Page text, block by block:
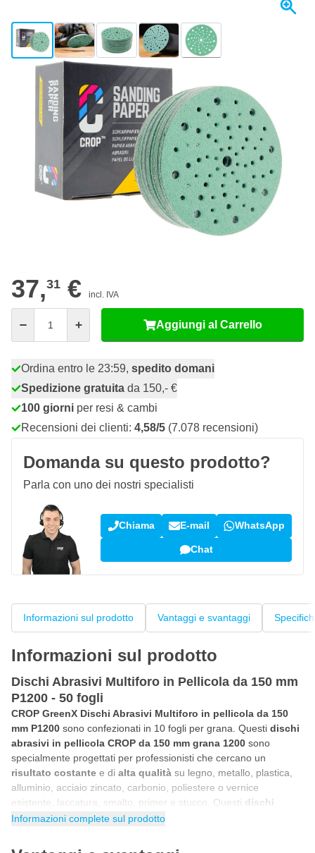
View larger imageView larger imageView larger imageView larger imageView larger image
Spedito domani
Variante
CROP GreenX Dischi Abrasivi 150 mm grana 1200 - 50 pezzi
Scegli un numero
1 pezzo 37,31
RISPARMIA IL 5% pz35,
37,31 € incl. IVA
Aggiungi al Carrello
Ordina entro le 23:59, spedito domani
Spedizione gratuita da 150,- €
100 giorni per resi & cambi
Recensioni dei clienti: 4,58/5 (7.078 recensioni)
Domanda su questo prodotto?
Parla con uno dei nostri specialisti
Chiama E-mail WhatsApp
Chat
Informazioni sul prodotto Vantaggi e svantaggi
Informazioni sul prodotto
Dischi Abrasivi Multiforo in Pellicola da 150 mm
P1200 - 50 fogli
CROP GreenX Dischi Abrasivi Multiforo in pellicola da 150
mm P1200 sono confezionati in 10 fogli per grana. Questi dischi
abrasivi in pellicola CROP da 150 mm grana 1200 sono
specialmente progettati per professionisti che cercano un
risultato costante e di alta qualità su legno, metallo, plastica,
alluminio, acciaio zincato, carbonio, poliestere o vernice
esistente, laccatura, smalto, primer e stucco. Questi dischi
abrasivi professionali in pellicola da 150 mm
alla combinazione delle
migliori graniglie abrasive in ossido di
Informazioni complete sul prodotto